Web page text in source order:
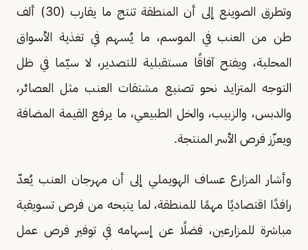
وتطرق الصوينع إلى أن المنطقة تنتج ما يقارب (30) ألف
طن من العنب في الموسم، ما يُسهم في تغذية الأسواق
المحلية، ويفتح آفاقًا مستقبلية للتصدير، لا سيّما في ظل
التوجه المتزايد نحو تصنيع مشتقات العنب مثل العصائر،
والدبس، والزبيب، والخل الطبيعي، ما يرفع القيمة المضافة
ويعزّز فرص الأسر المنتجة.
وأشار المزارع عساف الهويملي إلى أن مهرجان العنب يُعدّ
رافدًا اقتصاديًا مهمًا للمنطقة، لما يتيحه من فرص تسويقية
مباشرة للمزارعين، فضلًا عن إسهامه في توفير فرص عمل